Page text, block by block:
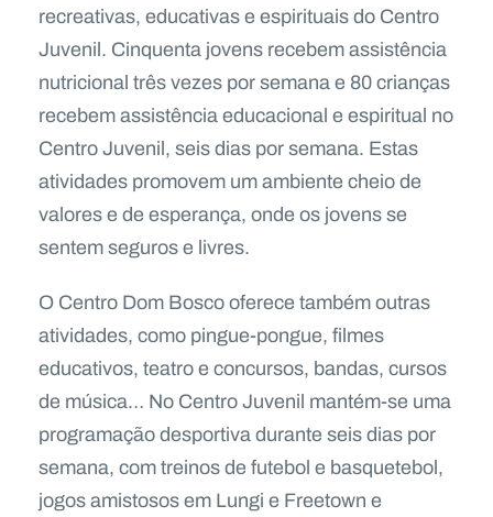
recreativas, educativas e espirituais do Centro
Juvenil. Cinquenta jovens recebem assistência
nutricional três vezes por semana e 80 crianças
recebem assistência educacional e espiritual no
Centro Juvenil, seis dias por semana. Estas
atividades promovem um ambiente cheio de
valores e de esperança, onde os jovens se
sentem seguros e livres.
O Centro Dom Bosco oferece também outras
atividades, como pingue-pongue, filmes
educativos, teatro e concursos, bandas, cursos
de música… No Centro Juvenil mantém-se uma
programação desportiva durante seis dias por
semana, com treinos de futebol e basquetebol,
jogos amistosos em Lungi e Freetown e